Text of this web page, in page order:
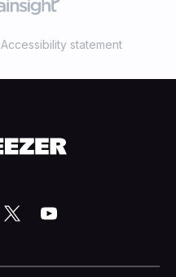
Accessibility statement